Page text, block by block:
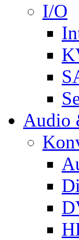
I/O
Audio